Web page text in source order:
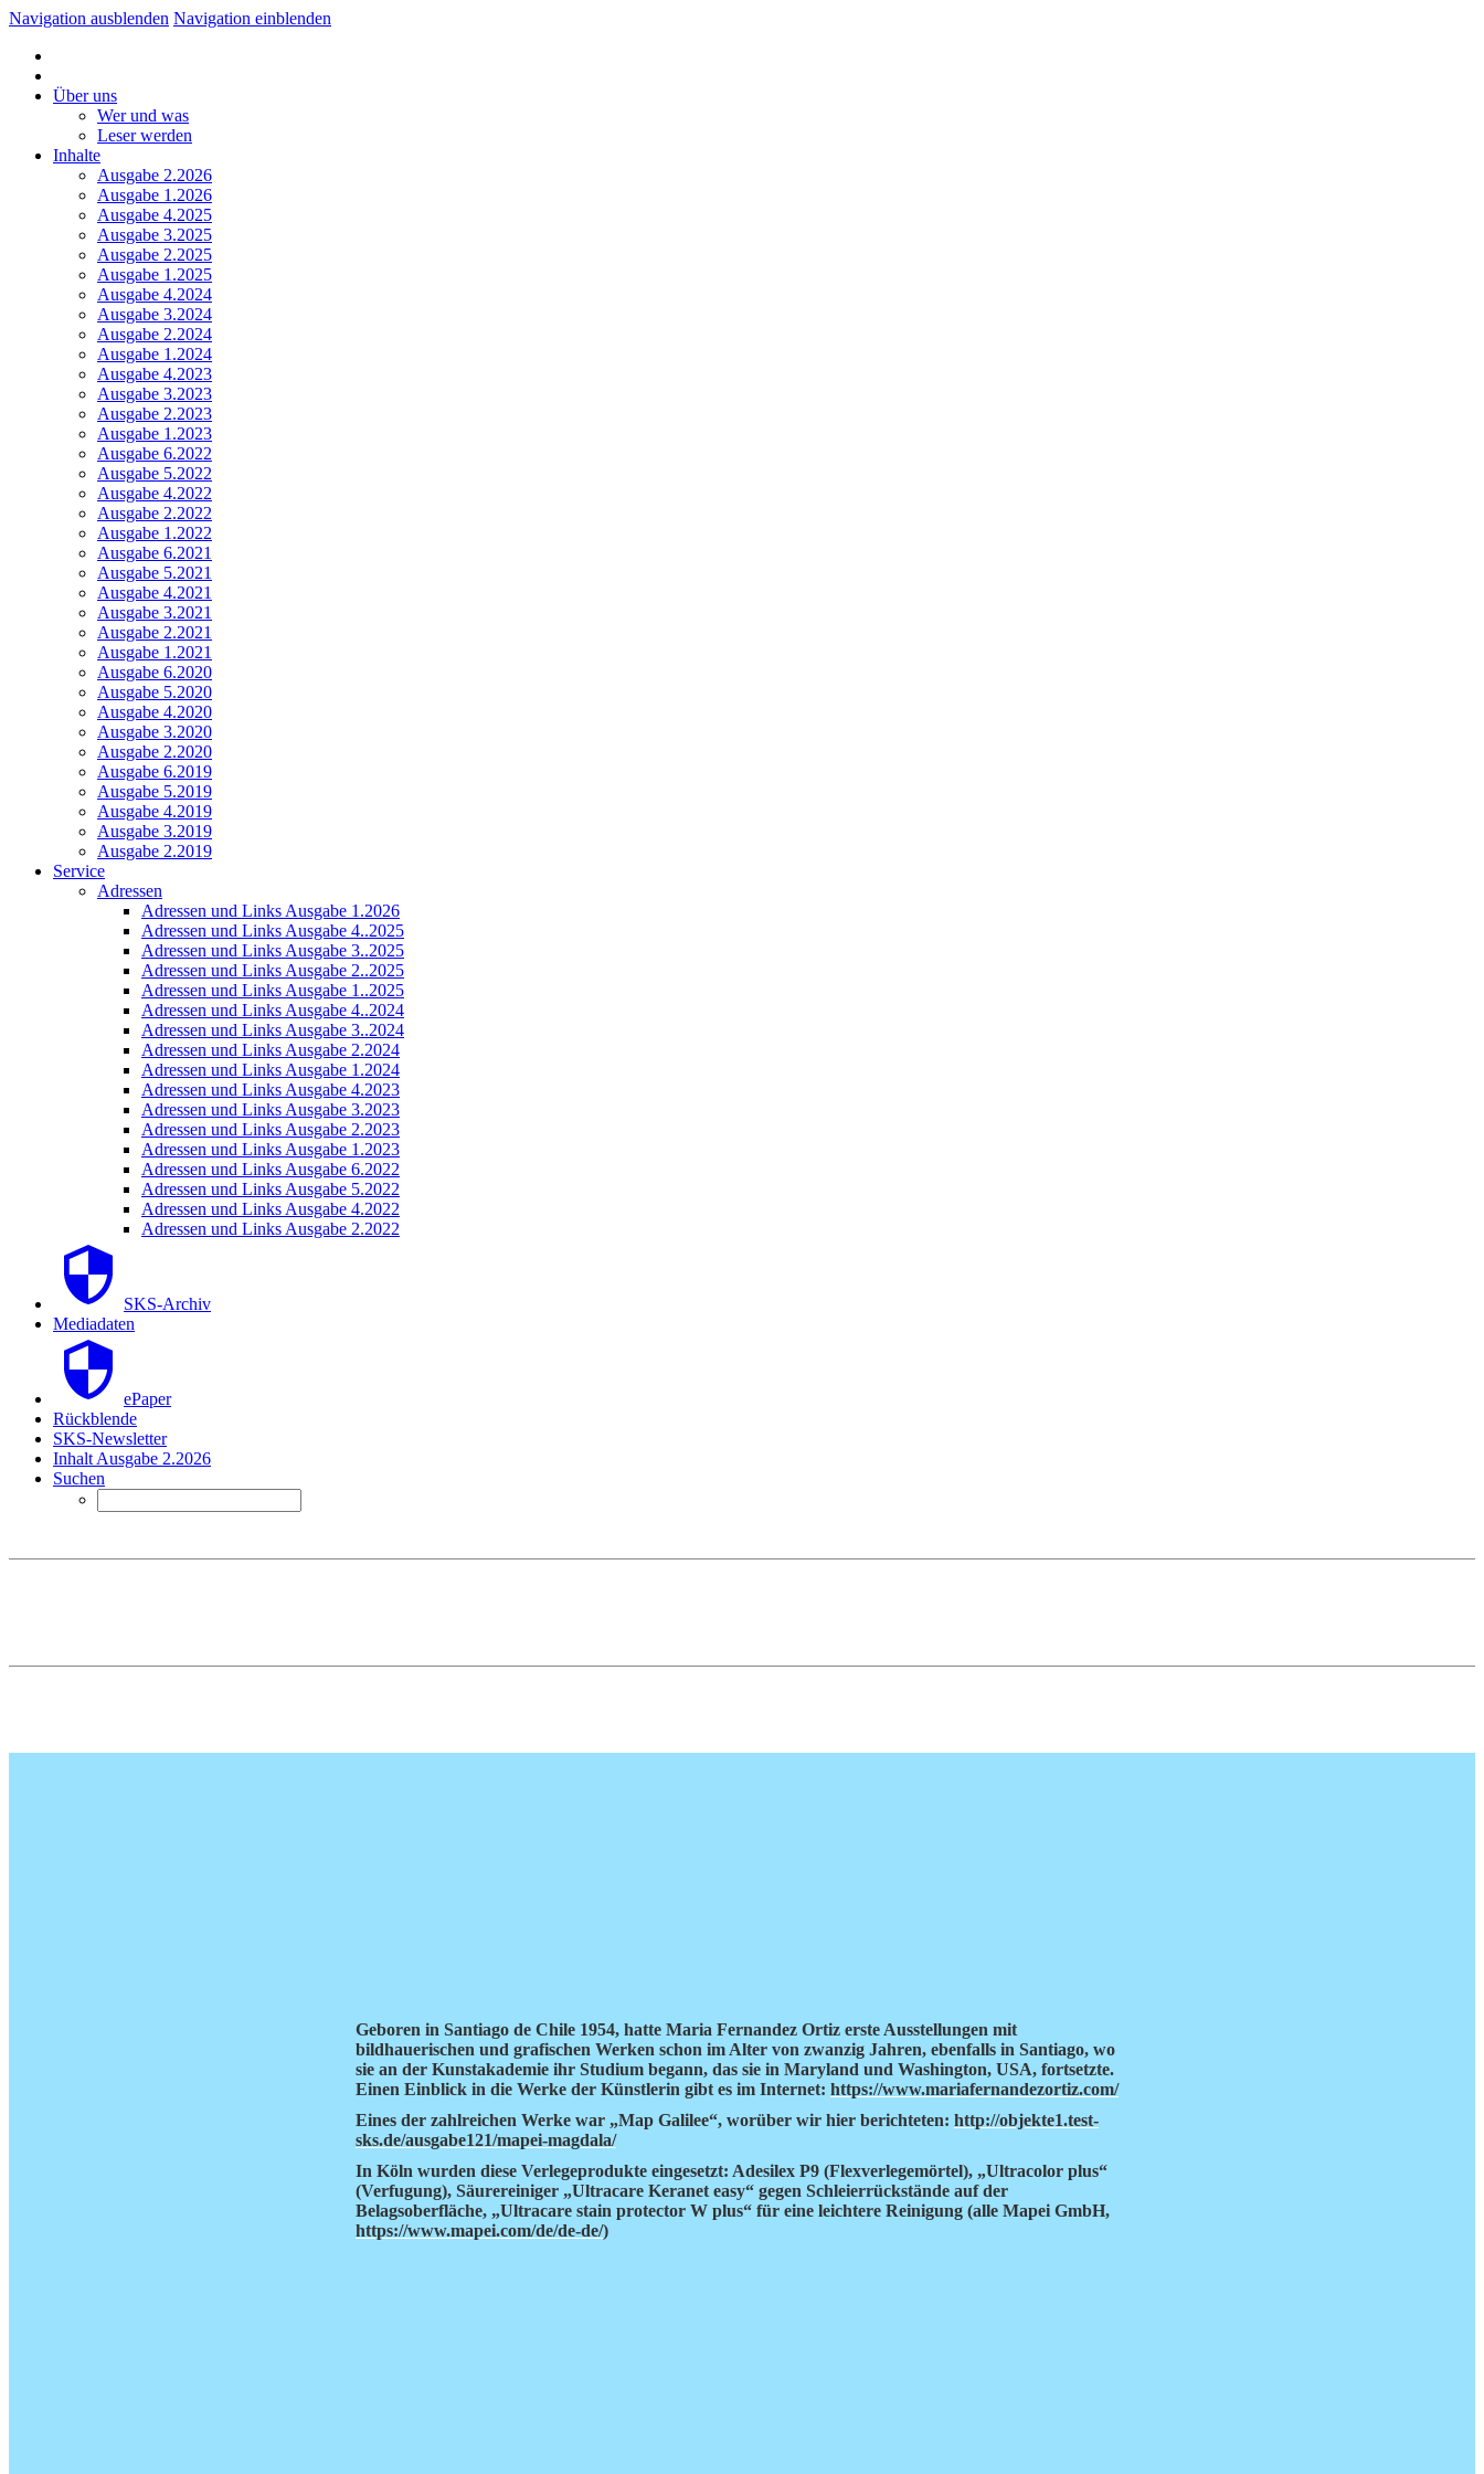
Navigation ausblenden Navigation einblenden
Über uns
Wer und was
Leser werden
Inhalte
Ausgabe 2.2026
Ausgabe 1.2026
Ausgabe 4.2025
Ausgabe 3.2025
Ausgabe 2.2025
Ausgabe 1.2025
Ausgabe 4.2024
Ausgabe 3.2024
Ausgabe 2.2024
Ausgabe 1.2024
Ausgabe 4.2023
Ausgabe 3.2023
Ausgabe 2.2023
Ausgabe 1.2023
Ausgabe 6.2022
Ausgabe 5.2022
Ausgabe 4.2022
Ausgabe 2.2022
Ausgabe 1.2022
Ausgabe 6.2021
Ausgabe 5.2021
Ausgabe 4.2021
Ausgabe 3.2021
Ausgabe 2.2021
Ausgabe 1.2021
Ausgabe 6.2020
Ausgabe 5.2020
Ausgabe 4.2020
Ausgabe 3.2020
Ausgabe 2.2020
Ausgabe 6.2019
Ausgabe 5.2019
Ausgabe 4.2019
Ausgabe 3.2019
Ausgabe 2.2019
Service
Adressen
Adressen und Links Ausgabe 1.2026
Adressen und Links Ausgabe 4..2025
Adressen und Links Ausgabe 3..2025
Adressen und Links Ausgabe 2..2025
Adressen und Links Ausgabe 1..2025
Adressen und Links Ausgabe 4..2024
Adressen und Links Ausgabe 3..2024
Adressen und Links Ausgabe 2.2024
Adressen und Links Ausgabe 1.2024
Adressen und Links Ausgabe 4.2023
Adressen und Links Ausgabe 3.2023
Adressen und Links Ausgabe 2.2023
Adressen und Links Ausgabe 1.2023
Adressen und Links Ausgabe 6.2022
Adressen und Links Ausgabe 5.2022
Adressen und Links Ausgabe 4.2022
Adressen und Links Ausgabe 2.2022
SKS-Archiv
Mediadaten
ePaper
Rückblende
SKS-Newsletter
Inhalt Ausgabe 2.2026
Suchen
Geboren in Santiago de Chile 1954, hatte Maria Fernandez Ortiz erste Ausstellungen mit
bildhauerischen und grafischen Werken schon im Alter von zwanzig Jahren, ebenfalls in Santiago, wo
sie an der Kunstakademie ihr Studium begann, das sie in Maryland und Washington, USA, fortsetzte.
Einen Einblick in die Werke der Künstlerin gibt es im Internet: https://www.mariafernandezortiz.com/
Eines der zahlreichen Werke war „Map Galilee“, worüber wir hier berichteten: http://objekte1.test-
sks.de/ausgabe121/mapei-magdala/
In Köln wurden diese Verlegeprodukte eingesetzt: Adesilex P9 (Flexverlegemörtel), „Ultracolor plus“
(Verfugung), Säurereiniger „Ultracare Keranet easy“ gegen Schleierrückstände auf der
Belagsoberfläche, „Ultracare stain protector W plus“ für eine leichtere Reinigung (alle Mapei GmbH,
https://www.mapei.com/de/de-de/)